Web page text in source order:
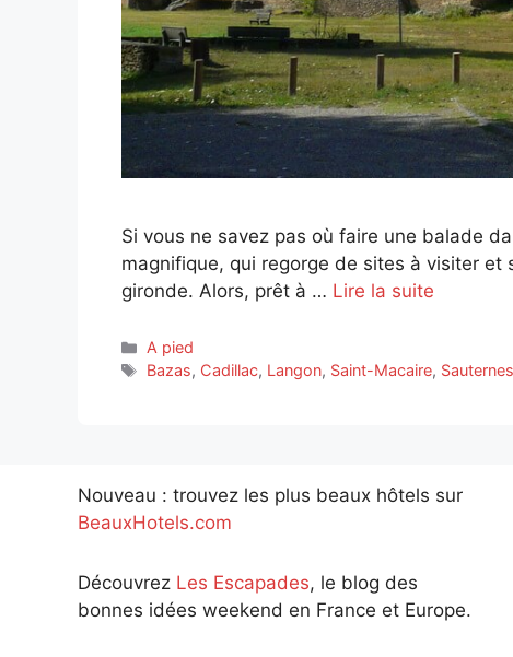
Si vous ne savez pas où faire une balade
magnifique, qui regorge de sites à visiter
gironde. Alors, prêt à … Lire la suite
Catégories
A pied
Étiquettes
Bazas, Cadillac, Langon, Saint-Macaire, Sauternes
Nouveau : trouvez les plus beaux hôtels sur
BeauxHotels.com
Découvrez Les Escapades, le blog des
bonnes idées weekend en France et Europe.